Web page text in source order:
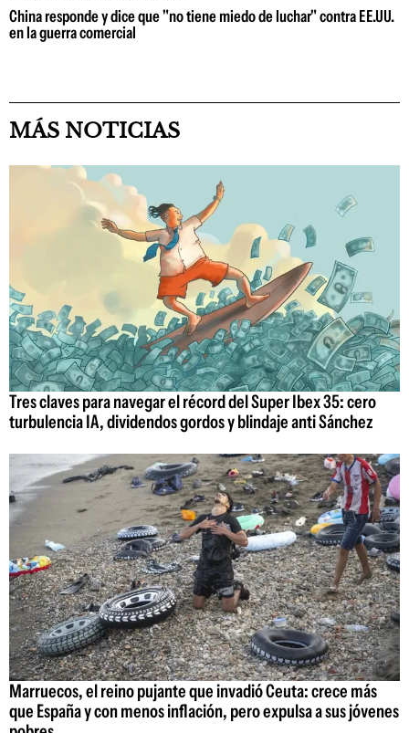
China responde y dice que "no tiene miedo de luchar" contra EE.UU.
en la guerra comercial
MÁS NOTICIAS
Tres claves para navegar el récord del Super Ibex 35: cero
turbulencia IA, dividendos gordos y blindaje anti Sánchez
Marruecos, el reino pujante que invadió Ceuta: crece más
que España y con menos inflación, pero expulsa a sus jóvenes